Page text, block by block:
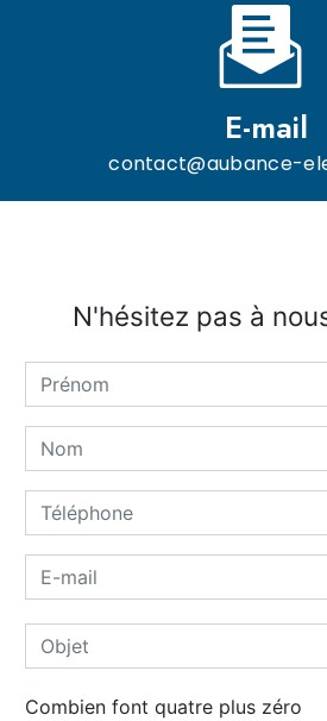
E-mail
contact@aubance-
N'hésitez pas à
Combien font quatre plus zéro